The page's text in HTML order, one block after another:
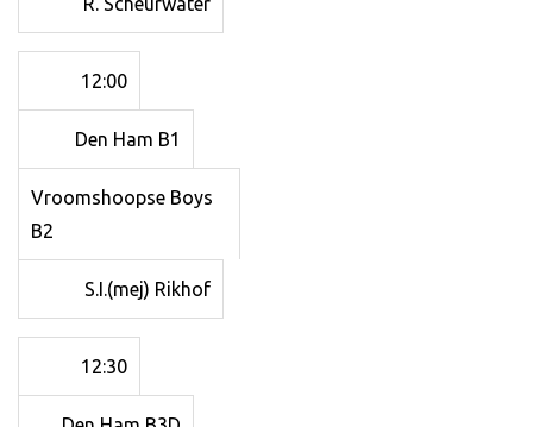
12:00
Den Ham B1
Vroomshoopse Boys
B2
S.I.(mej) Rikhof
12:30